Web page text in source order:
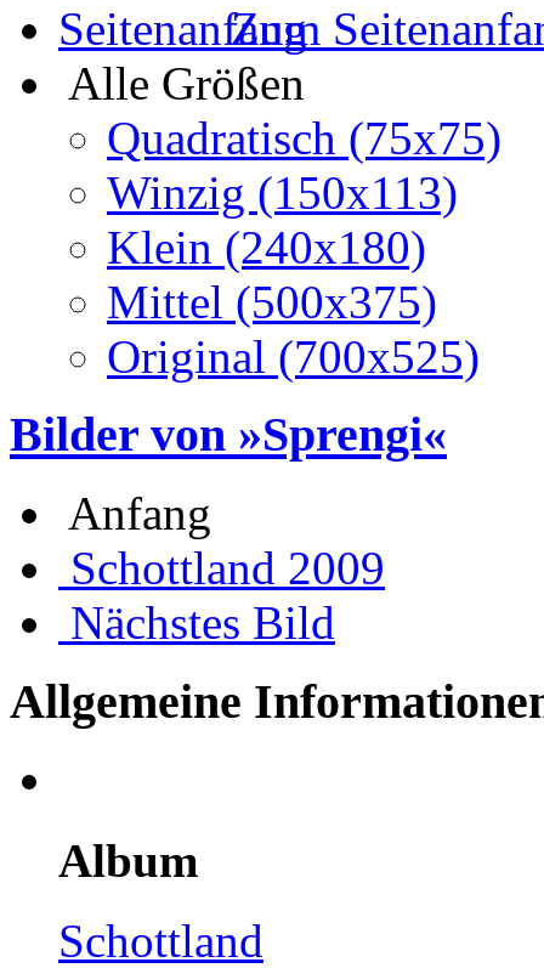
Zum
Alle Größen
Quadratisch (75x75)
Winzig (150x113)
Klein (240x180)
Mittel (500x375)
Original (700x525)
Bilder von »Sprengi«
Anfang
Schottland 2009
Nächstes Bild
Allgemeine
Album
Schottland